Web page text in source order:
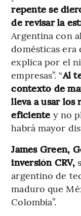
repente se
de revisar la
Argentina con
domésticas era
explica por el
empresas”. “Al
contexto de
lleva a usar los
eficiente y no
habrá mayor
James Green,
inversión CRV,
argentino de
maduro que
Colombia”.